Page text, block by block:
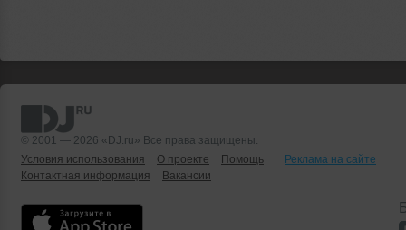
© 2001 — 2026 «DJ.ru» Все права защищены.
Условия использования
О проекте Помощь
Реклама на сайте
Контактная информация
Вакансии